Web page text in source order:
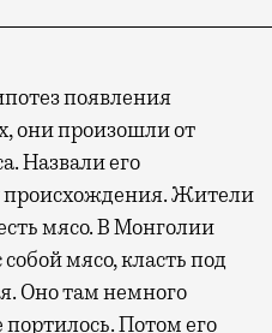
появления
они произошли от
Назвали его
происхождения. Жители
мясо. В Монголии
мясо, класть под
Оно там немного
Потом его